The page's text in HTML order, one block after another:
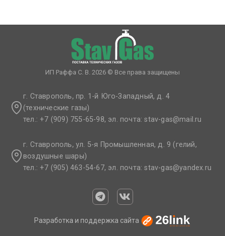
ИП Раффа С. В. 2026 © Все права защищены
г. Ставрополь, пр. 1-й Юго-Западный, д. 4
(технические газы)
тел.: +7 (909) 755-65-98, эл. почта: stav-gas@mail.ru​
г. Ставрополь, ул. 5-я Промышленная, д. 9 (гелий,
воздушные шары)
тел.: +7 (905) 463-54-67, эл. почта: stav-gas@yandex.ru​
Разработка и поддержка сайта